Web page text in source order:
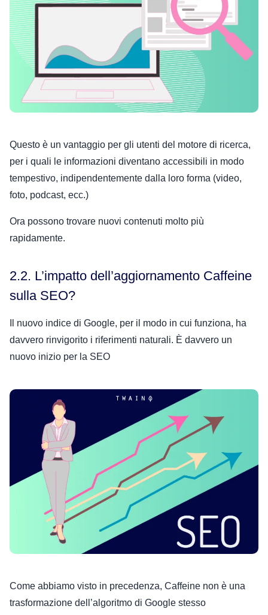
Questo è un vantaggio per gli utenti del motore di ricerca,
per i quali le informazioni diventano accessibili in modo
tempestivo, indipendentemente dalla loro forma (video,
foto, podcast, ecc.)
Ora possono trovare nuovi contenuti molto più
rapidamente.
2.2. L’impatto dell’aggiornamento Caffeine
sulla SEO?
Il nuovo indice di Google, per il modo in cui funziona, ha
davvero rinvigorito i riferimenti naturali. È davvero un
nuovo inizio per la SEO
Come abbiamo visto in precedenza, Caffeine non è una
trasformazione dell’algoritmo di Google stesso